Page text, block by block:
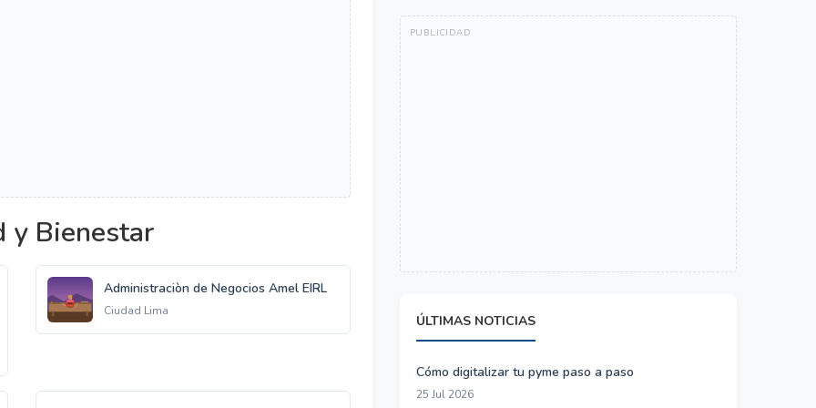
y Bienestar
Administraciòn de Negocios Amel EIRL
Ciudad Lima
ÚLTIMAS NOTICIAS
Cómo digitalizar tu pyme paso a paso
25 Jul 2026